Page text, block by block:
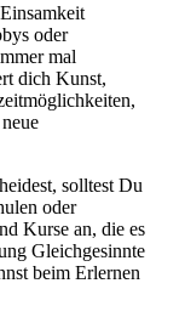
oder
mal
dich Kunst,
solltest Du
oder
Kurse an, die es
Gleichgesinnte
beim Erlernen